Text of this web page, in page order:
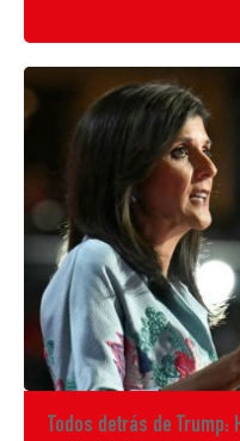
Todos detrás de